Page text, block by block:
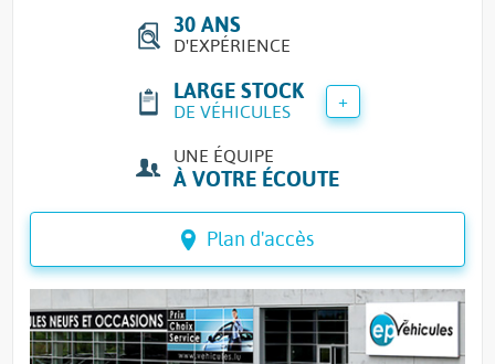
30 ANS
D'EXPÉRIENCE
LARGE STOCK
DE VÉHICULES
+
UNE ÉQUIPE
À VOTRE ÉCOUTE
Plan d'accès